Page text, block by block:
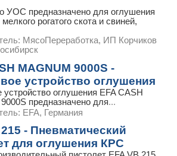
УОС предназначено для оглушения
мелкого рогатого скота и свиней,
МясоПереработка, ИП Корчиков
MAGNUM 9000S -
устройство оглушения
устройство оглушения EFA CASH
предназначено для...
EFA, Германия
215 - Пневматический
для оглушения КРС